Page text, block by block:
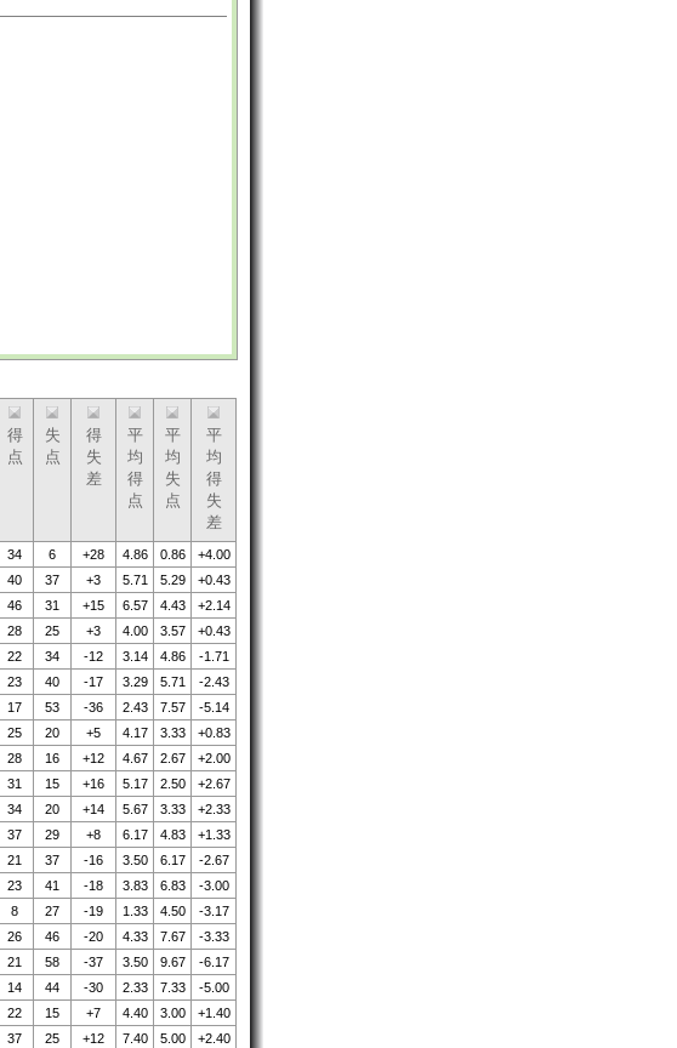
得
点
失
点
得
失
差
平
均
得
点
平
均
失
点
平
均
得
失
差
34 6 +28 4.86 0.86
+4.00
40 37 +3 5.71 5.29
+0.43
46 31 +15 6.57 4.43
+2.14
28 25 +3 4.00 3.57
+0.43
22 34 -12 3.14 4.86
-1.71
23 40 -17 3.29 5.71
-2.43
17 53 -36 2.43 7.57
-5.14
25 20 +5 4.17 3.33
+0.83
28 16 +12 4.67 2.67
+2.00
31 15 +16 5.17 2.50
+2.67
34 20 +14 5.67 3.33
+2.33
37 29 +8 6.17 4.83
+1.33
21 37 -16 3.50 6.17
-2.67
23 41 -18 3.83 6.83
-3.00
8 27 -19 1.33 4.50
-3.17
26 46 -20 4.33 7.67
-3.33
21 58 -37 3.50 9.67
-6.17
14 44 -30 2.33 7.33
-5.00
22 15 +7 4.40 3.00
+1.40
37 25 +12 7.40 5.00
+2.40